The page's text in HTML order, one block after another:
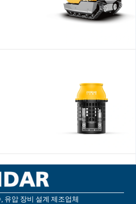
유압 장비 설계 제조업체